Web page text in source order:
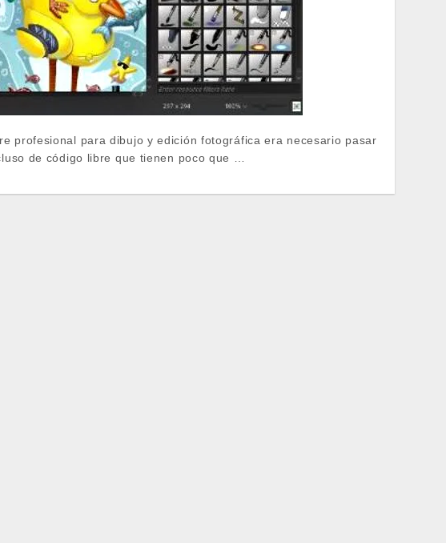
profesional para dibujo y edición fotográfica era necesario pasar
de código libre que tienen poco que …